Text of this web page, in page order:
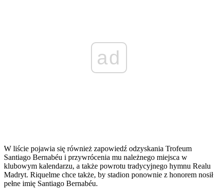
ad
W liście pojawia się również zapowiedź odzyskania Trofeum
Santiago Bernabéu i przywrócenia mu należnego miejsca w
klubowym kalendarzu, a także powrotu tradycyjnego hymnu Realu
Madryt. Riquelme chce także, by stadion ponownie z honorem nosił
pełne imię Santiago Bernabéu.